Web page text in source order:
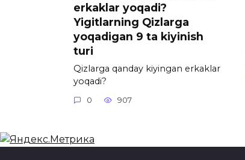
erkaklar yoqadi?
Yigitlarning Qizlarga
yoqadigan 9 ta kiyinish
turi
Qizlarga qanday kiyingan erkaklar
yoqadi?
0 907